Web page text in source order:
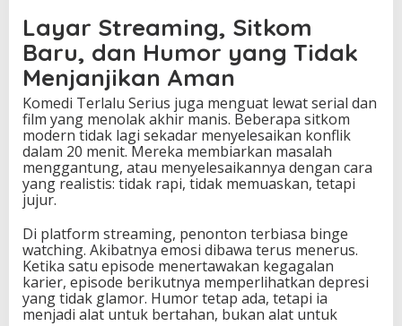
Layar Streaming, Sitkom
Baru, dan Humor yang Tidak
Menjanjikan Aman
Komedi Terlalu Serius juga menguat lewat serial dan
film yang menolak akhir manis. Beberapa sitkom
modern tidak lagi sekadar menyelesaikan konflik
dalam 20 menit. Mereka membiarkan masalah
menggantung, atau menyelesaikannya dengan cara
yang realistis: tidak rapi, tidak memuaskan, tetapi
jujur.
Di platform streaming, penonton terbiasa binge
watching. Akibatnya emosi dibawa terus menerus.
Ketika satu episode menertawakan kegagalan
karier, episode berikutnya memperlihatkan depresi
yang tidak glamor. Humor tetap ada, tetapi ia
menjadi alat untuk bertahan, bukan alat untuk